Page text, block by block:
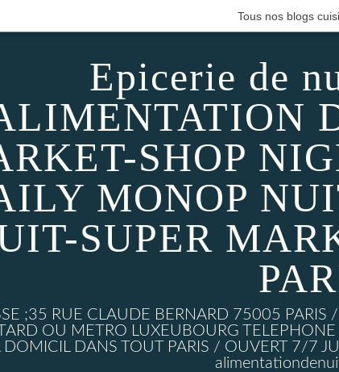
Tous nos blogs
Epicerie de
SHOP
MONOP
SUPER
;35 RUE CLAUDE BERNARD 75005
OU METRO LUXEUBOURG
DOMICIL DANS TOUT PARIS / OUVERT 7/7